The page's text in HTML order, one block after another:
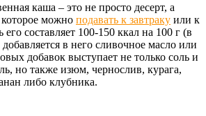
каша – это не просто десерт, а
можно подавать к завтраку или к
составляет 100-150 ккал на 100 г (в
в него сливочное масло или
добавок выступает не только соль и
но также изюм, чернослив, курага,
либо клубника.